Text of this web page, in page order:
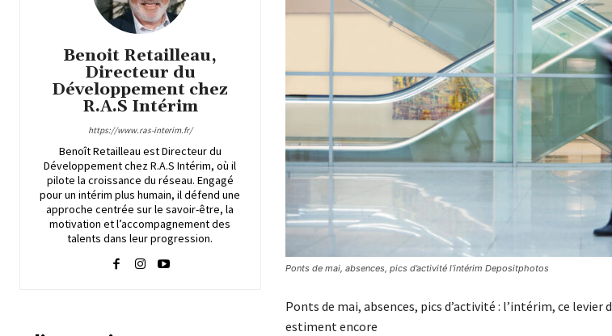
Benoit Retailleau,
Directeur du
Développement chez
R.A.S Intérim
https://www.ras-interim.fr/
Benoît Retailleau est Directeur du
Développement chez R.A.S Intérim, où il
pilote la croissance du réseau. Engagé
pour un intérim plus humain, il défend une
approche centrée sur le savoir-être, la
motivation et l’accompagnement des
talents dans leur progression.
Ponts de mai, absences, pics d’activité l’intérim Depositphotos
Ponts de mai, absences, pics d’activité : l’intérim, ce levier
estiment encore